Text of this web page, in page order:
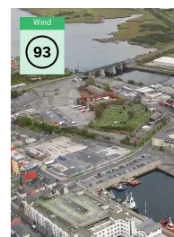
Wind
93